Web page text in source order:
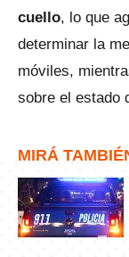
cuello, lo que
determinar la
móviles,
sobre el estado
MIRÁ